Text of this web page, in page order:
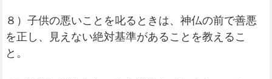
８）子供の悪いことを叱るときは、神仏の前で善悪
を正し、見えない絶対基準があることを教えるこ
と。